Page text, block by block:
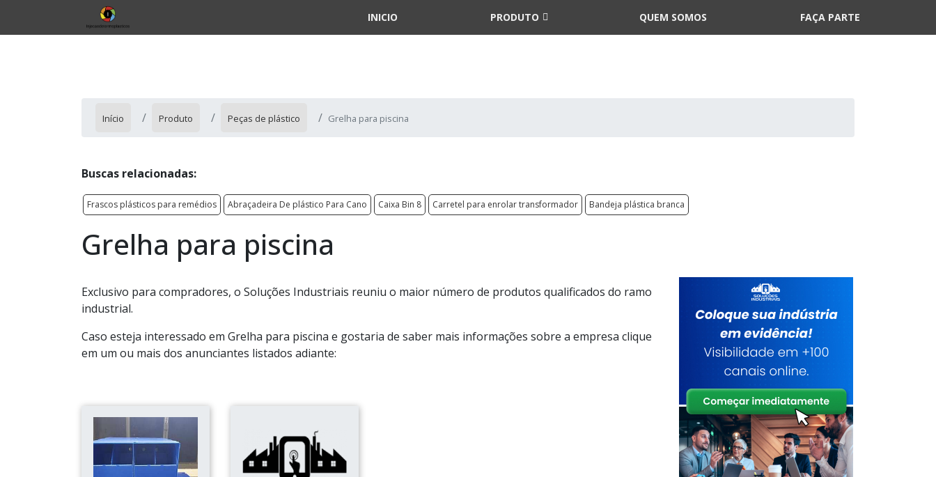
INICIO PRODUTO QUEM SOMOS FAÇA PARTE
Início Produto Peças de plástico Grelha para piscina
Buscas relacionadas:
Frascos plásticos para remédios Abraçadeira De plástico Para Cano Caixa Bin 8 Carretel para enrolar transformador Bandeja plástica branca
Grelha para piscina
Exclusivo para compradores, o Soluções Industriais reuniu o maior número de produtos qualificados do ramo
industrial.
Caso esteja interessado em Grelha para piscina e gostaria de saber mais informações sobre a empresa clique
em um ou mais dos anunciantes listados adiante: